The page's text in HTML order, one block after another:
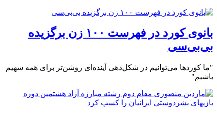
بانوی کورد در فهرست ۱۰۰ زن برگزیده
بی‌بی‌سی
"ما کوردها می‌توانیم در شکل‌دهی آینده‌ای روشن‌تر برای همه سهیم
باشیم"